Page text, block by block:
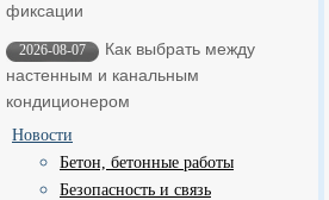
фиксации
2026-08-07
Как выбрать между
настенным и канальным
кондиционером
Новости
Бетон, бетонные работы
Безопасность и связь